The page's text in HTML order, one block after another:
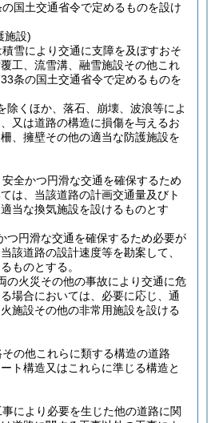
国土交通省令で定めるものを設け
施設)
雪により交通に支障を及ぼすおそ
工、流雪溝、融雪施設その他これ
条の国土交通省令で定めるものを
除くほか、落石、崩壊、波浪等によ
又は道路の構造に損傷を与えるお
、擁壁その他の適当な防護施設を
安全かつ円滑な交通を確保するため
は、当該道路の計画交通量及びト
当な換気施設を設けるものとす
つ円滑な交通を確保するため必要が
該道路の設計速度等を勘案して、
ものとする。
の火災その他の事故により交通に危
場合においては、必要に応じ、通
施設その他の非常用施設を設ける
の他これらに類する構造の道路
ト構造又はこれらに準じる構造と
により必要を生じた他の道路に関